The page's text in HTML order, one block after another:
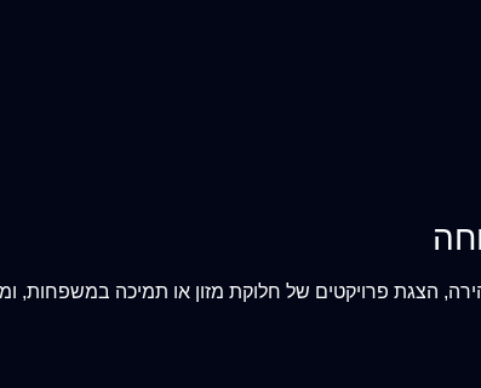
הצגת פרויקטים של חלוקת מזון או תמיכה במשפחות,